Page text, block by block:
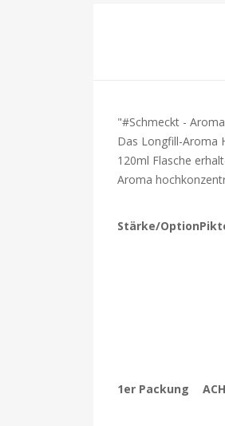
"#Schmeckt -
Das Longfill-Aroma
120ml Flasche
Aroma
Stärke/Option
1er Packung